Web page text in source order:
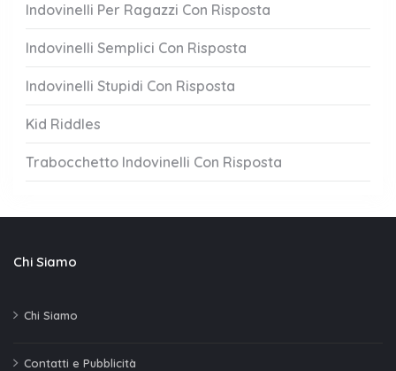
Indovinelli Per Ragazzi Con Risposta
Indovinelli Semplici Con Risposta
Indovinelli Stupidi Con Risposta
Kid Riddles
Trabocchetto Indovinelli Con Risposta
Chi Siamo
Chi Siamo
Contatti e Pubblicità